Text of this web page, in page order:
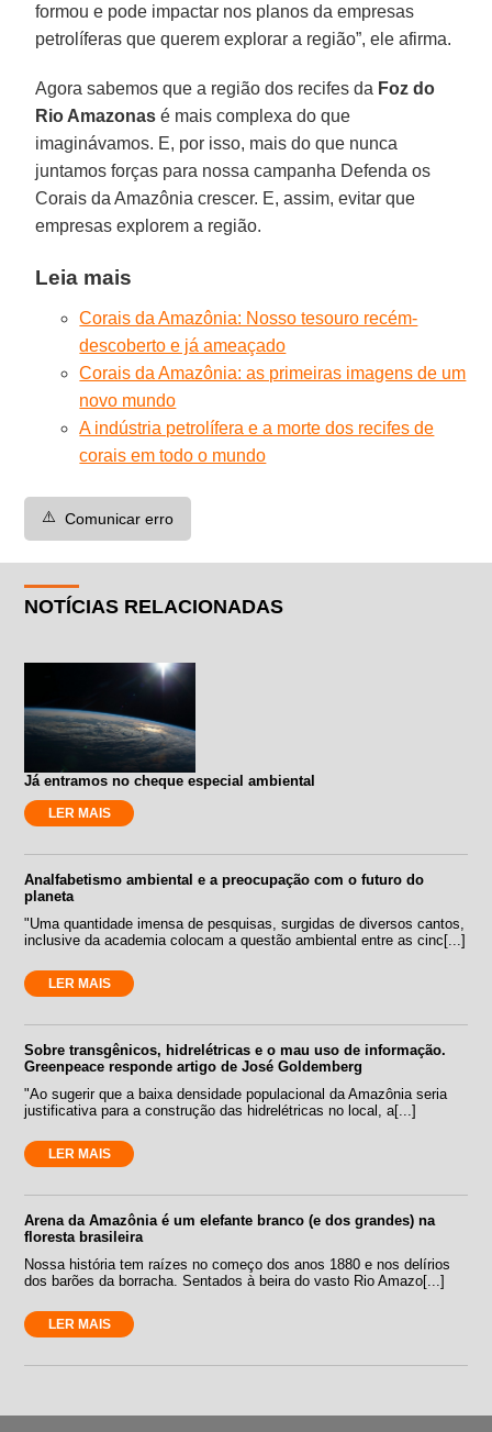
formou e pode impactar nos planos da empresas
petrolíferas que querem explorar a região”, ele afirma.
Agora sabemos que a região dos recifes da Foz do
Rio Amazonas é mais complexa do que
imaginávamos. E, por isso, mais do que nunca
juntamos forças para nossa campanha Defenda os
Corais da Amazônia crescer. E, assim, evitar que
empresas explorem a região.
Leia mais
Corais da Amazônia: Nosso tesouro recém-
descoberto e já ameaçado
Corais da Amazônia: as primeiras imagens de um
novo mundo
A indústria petrolífera e a morte dos recifes de
corais em todo o mundo
⚠️ Comunicar erro
NOTÍCIAS RELACIONADAS
Já entramos no cheque especial ambiental
LER MAIS
Analfabetismo ambiental e a preocupação com o futuro do
planeta
"Uma quantidade imensa de pesquisas, surgidas de diversos cantos,
inclusive da academia colocam a questão ambiental entre as cinc[...]
LER MAIS
Sobre transgênicos, hidrelétricas e o mau uso de informação.
Greenpeace responde artigo de José Goldemberg
"Ao sugerir que a baixa densidade populacional da Amazônia seria
justificativa para a construção das hidrelétricas no local, a[...]
LER MAIS
Arena da Amazônia é um elefante branco (e dos grandes) na
floresta brasileira
Nossa história tem raízes no começo dos anos 1880 e nos delírios
dos barões da borracha. Sentados à beira do vasto Rio Amazo[...]
LER MAIS